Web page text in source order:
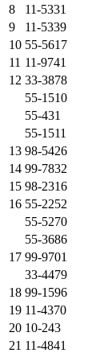
8
11-5331
9
11-5339
10 55-5617
11 11-9741
12 33-3878
55-1510
55-431
55-1511
13 98-5426
14 99-7832
15 98-2316
16 55-2252
55-5270
55-3686
17 99-9701
33-4479
18 99-1596
19 11-4370
20 10-243
21 11-4841